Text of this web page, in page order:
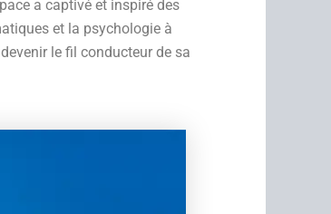
a captivé et inspiré des
et la psychologie à
le fil conducteur de sa